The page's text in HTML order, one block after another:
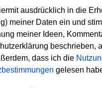
ausdrücklich in die
meiner Daten ein und
meiner Ideen,
beschrieben,
dass ich die
gelesen